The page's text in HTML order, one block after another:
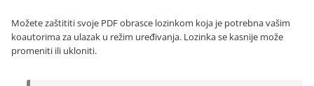
Možete zaštititi svoje PDF obrasce lozinkom koja je potrebna vašim
koautorima za ulazak u režim uređivanja. Lozinka se kasnije može
promeniti ili ukloniti.